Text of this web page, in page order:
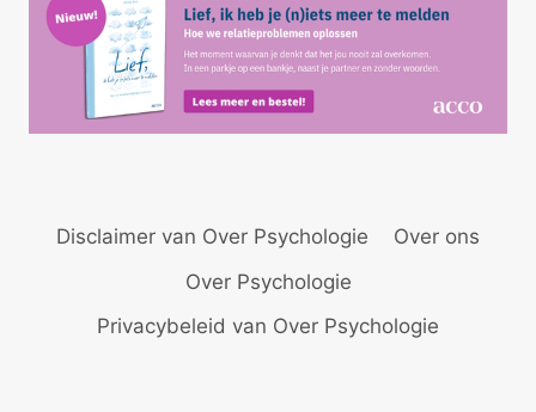
Disclaimer van Over Psychologie
Over ons
Over Psychologie
Privacybeleid van Over Psychologie